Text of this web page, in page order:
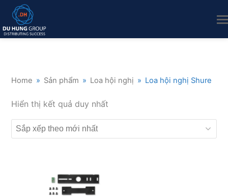
Home » Sản phẩm » Loa hội nghị » Loa hội nghị Shure
Hiển thị kết quả duy nhất